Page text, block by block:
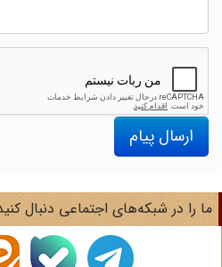
ارسال پیام
را در شبکه‌های اجتماعی دنبال کنید